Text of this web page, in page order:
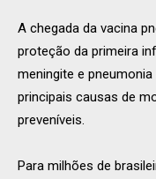
A chegada da vacina
proteção da primeira
meningite e
principais causas de
preveníveis.
Para milhões de